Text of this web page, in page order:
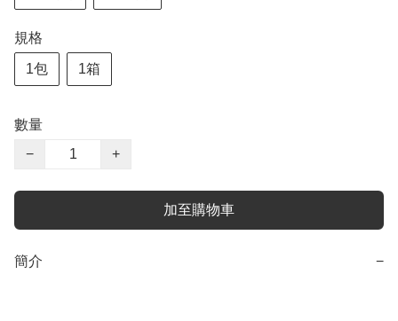
規格
1包 1箱
數量
−
+
加至購物車
簡介 −